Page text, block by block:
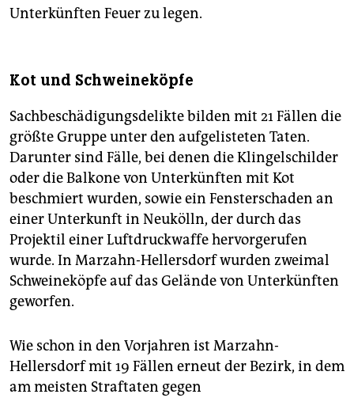
Unterkünften Feuer zu legen.
Kot und Schweineköpfe
Sachbeschädigungsdelikte bilden mit 21 Fällen die
größte Gruppe unter den aufgelisteten Taten.
Darunter sind Fälle, bei denen die Klingelschilder
oder die Balkone von Unterkünften mit Kot
beschmiert wurden, sowie ein Fensterschaden an
einer Unterkunft in Neukölln, der durch das
Projektil einer Luftdruckwaffe hervorgerufen
wurde. In Marzahn-Hellersdorf wurden zweimal
Schweineköpfe auf das Gelände von Unterkünften
geworfen.
Wie schon in den Vorjahren ist Marzahn-
Hellersdorf mit 19 Fällen erneut der Bezirk, in dem
am meisten Straftaten gegen